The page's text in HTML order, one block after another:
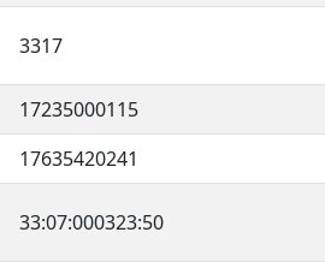
3317
17235000115
17635420241
33:07:000323:50